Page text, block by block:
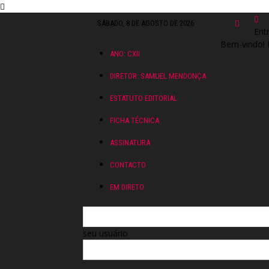
SÁBADO, 8 DE AGOSTO DE 2026
ANO: CXII
DIRETOR: SAMUEL MENDONÇA
ESTATUTO EDITORIAL
FICHA TÉCNICA
ASSINATURA
CONTACTO
EM DIRETO
Bem-vindo!
seu usuário